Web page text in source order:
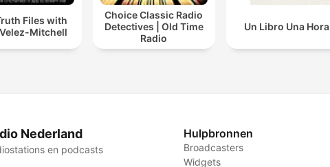
Files with
Mitchell
Choice Classic Radio
Detectives | Old Time
Radio
Un Libro Una Hora
Nederland
en podcasts
Hulpbronnen
Broadcasters
Widgets